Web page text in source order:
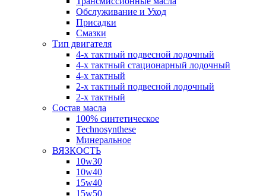
Обслуживание и Уход
Присадки
Смазки
Тип двигателя
4-х тактный подвесной лодочный
4-х тактный стационарный лодочный
4-х тактный
2-х тактный подвесной лодочный
2-х тактный
Состав масла
100% синтетическое
Technosynthese
Минеральное
ВЯЗКОСТЬ
10w30
10w40
15w40
15w50